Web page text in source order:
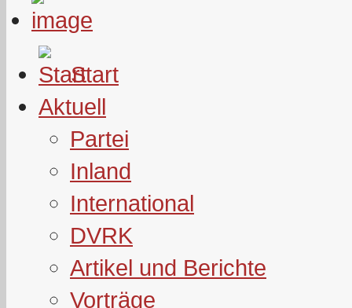
Start
Aktuell
Partei
Inland
International
DVRK
Artikel und Berichte
Vorträge